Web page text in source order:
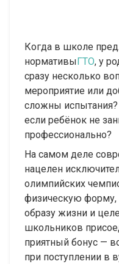
Когда в школе
нормативы ГТО, у
сразу несколько
мероприятие или
сложны испытания?
если ребёнок не
профессионально?
На самом деле
нацелен
олимпийских
физическую форму,
образу жизни и
школьников
приятный бонус —
при поступлении в